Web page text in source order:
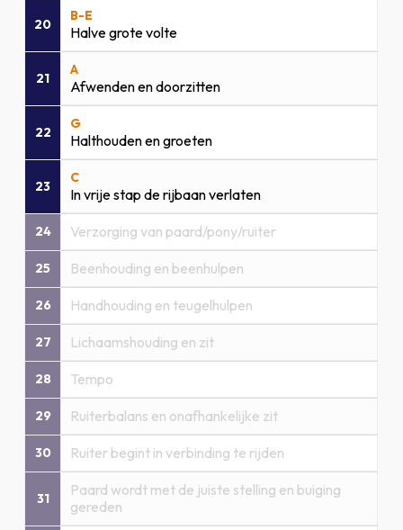
20
B-E
Halve grote volte
21
A
Afwenden en doorzitten
22
G
Halthouden en groeten
23
C
In vrije stap de rijbaan verlaten
24 Verzorging van paard/pony/ruiter
25 Beenhouding en beenhulpen
26 Handhouding en teugelhulpen
27 Lichaamshouding en zit
28 Tempo
29 Ruiterbalans en onafhankelijke zit
30 Ruiter begint in verbinding te rijden
31
Paard wordt met de juiste stelling en buiging
gereden